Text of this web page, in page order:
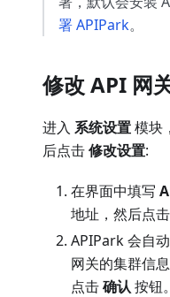
署 APIPark。
修改 API 网
进入 系统设置模块
后点击修改设置:
在界面中填写
地址，然后点击
APIPark 会自
网关的集群信
点击确认 按钮。